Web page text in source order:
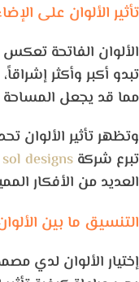
تأثير الألوان على
الألوان الفاتحة
تبدو أكبر وأكثر
مما قد يجعل المساحة
تبرع شركة sol designs
العديد من الأفكار
التنسيق ما بين
إختيار الألوان لدي